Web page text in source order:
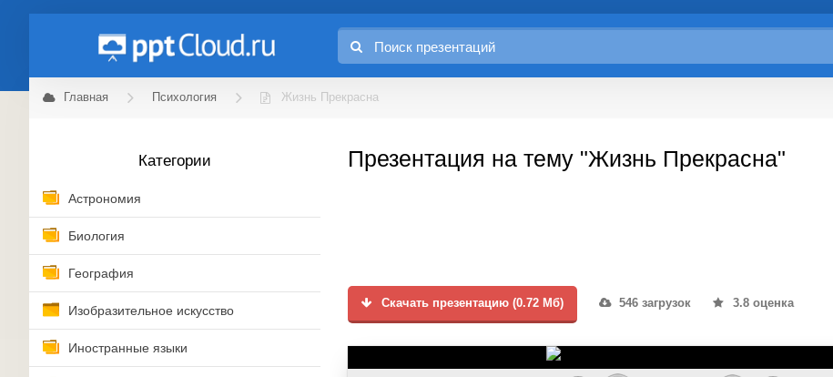
Главная Психология Жизнь Прекрасна
Категории
Астрономия
Биология
География
Изобразительное искусство
Иностранные языки
Презентация на тему "Жизнь Прекрасна"
Скачать презентацию (0.72 Мб) 546 загрузок 3.8 оценка